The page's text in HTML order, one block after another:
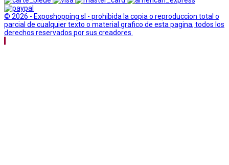
© 2026 - Exposhopping sl - prohibida la copia o reproduccion total o
parcial de cualquier texto o material grafico de esta pagina, todos los
derechos reservados por sus creadores.